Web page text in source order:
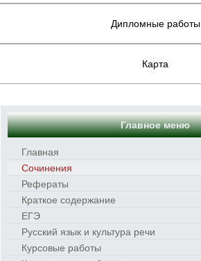
Дипломные работы
Карта
Главное меню
Главная
Сочинения
Рефераты
Краткое содержание
ЕГЭ
Русский язык и культура речи
Курсовые работы